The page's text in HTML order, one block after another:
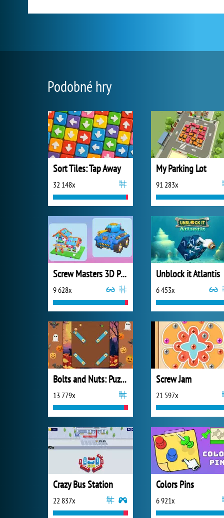
Podobné hry
Sort Tiles: Tap Away
32 148x
My Parking Lot
91 283x
Screw Masters 3D Puzzle
9 628x
Unblock it Atlantis
6 453x
Bolts and Nuts: Puzzle
13 779x
Screw Jam
21 597x
Crazy Bus Station
22 837x
Colors Pins
6 921x